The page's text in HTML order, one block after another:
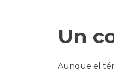
Un
Aunque el